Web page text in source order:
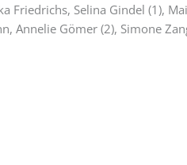
Friedrichs, Selina Gindel (1),
Annelie Gömer (2), Simone